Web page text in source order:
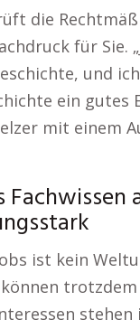
die
für Sie.
und
ein gutes
mit einem
Fachwissen
ist kein
können